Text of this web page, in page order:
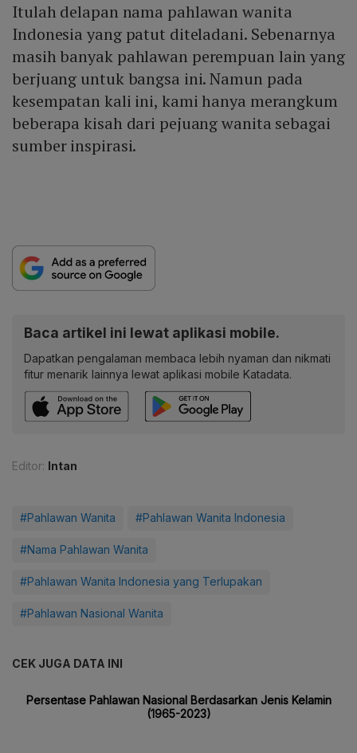
Itulah delapan nama pahlawan wanita
Indonesia yang patut diteladani. Sebenarnya
masih banyak pahlawan perempuan lain yang
berjuang untuk bangsa ini. Namun pada
kesempatan kali ini, kami hanya merangkum
beberapa kisah dari pejuang wanita sebagai
sumber inspirasi.
Baca artikel ini lewat aplikasi mobile.
Dapatkan pengalaman membaca lebih nyaman dan nikmati
fitur menarik lainnya lewat aplikasi mobile Katadata.
Editor: Intan
#Pahlawan Wanita #Pahlawan Wanita Indonesia
#Nama Pahlawan Wanita
#Pahlawan Wanita Indonesia yang Terlupakan
#Pahlawan Nasional Wanita
CEK JUGA DATA INI